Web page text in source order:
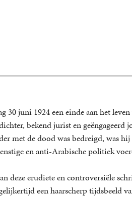
30 juni 1924 een einde aan het
bekend jurist en geëngageerd
met de dood was bedreigd, was
en anti-Arabische politiek
deze erudiete en controversiële
een haarscherp tijdsbeeld